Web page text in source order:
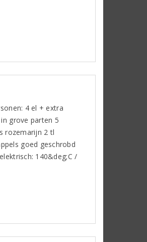
4 el + extra
grove parten 5
rozemarijn 2 tl
goed geschrobd
140&deg;C /